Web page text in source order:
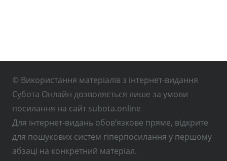
© Використання матеріалів з інтернет-видання
Субота Онлайн дозволяється лише за умови
посилання на сайт subota.online
Для інтернет-видань обов’язкове пряме, відкрите
для пошукових систем гіперпосилання у першому
абзаці на конкретний матеріал.